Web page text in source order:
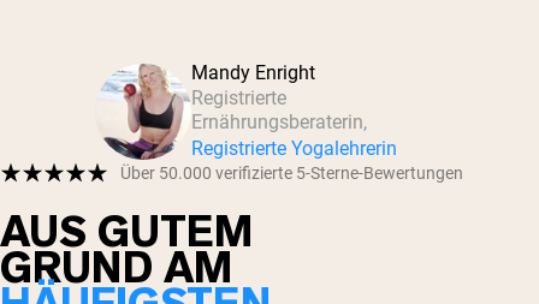
Mandy Enright
Registrierte
Ernährungsberaterin,
Registrierte Yogalehrerin
Über 50.000 verifizierte 5-Sterne-Bewertungen
AUS GUTEM
GRUND AM